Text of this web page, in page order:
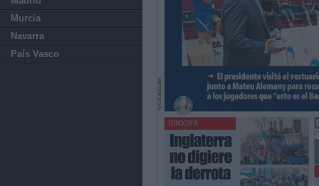
Murcia
Navarra
País Vasco